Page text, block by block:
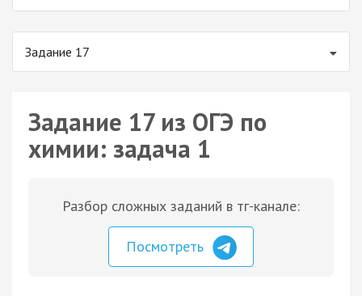
Задание 17
Задание 17 из ОГЭ по
химии: задача 1
Разбор сложных заданий в тг-канале:
Посмотреть